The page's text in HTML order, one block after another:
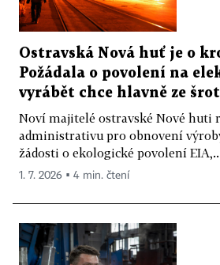
Ostravská Nová huť je o
Požádala o povolení na
vyrábět chce hlavně ze
Noví majitelé ostravské Nové huti
administrativu pro obnovení
žádosti o ekologické povolení
1. 7. 2026 ▪ 4 min. čtení